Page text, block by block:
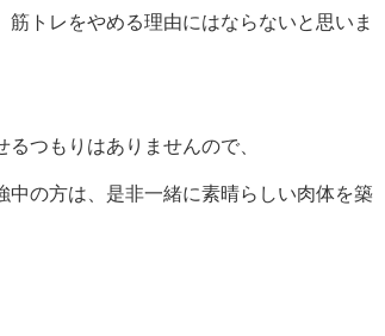
トレをやめる理由にはならないと思いま
つもりはありませんので、
の方は、是非一緒に素晴らしい肉体を築